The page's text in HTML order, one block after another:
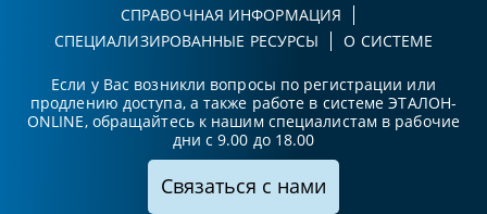
СПРАВОЧНАЯ ИНФОРМАЦИЯ
СПЕЦИАЛИЗИРОВАННЫЕ РЕСУРСЫ
О СИСТЕМЕ
Если у Вас возникли вопросы по регистрации или
продлению доступа, а также работе в системе ЭТАЛОН-
ONLINE, обращайтесь к нашим специалистам в рабочие
дни с 9.00 до 18.00
Связаться с нами